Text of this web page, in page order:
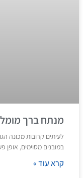
מנתח ברך
לעיתים קרובות מכונה
במובנים מסוימים, אופן
קרא עוד »